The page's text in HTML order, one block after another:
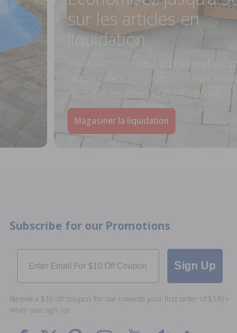
sur les articles en
liquidation
Sur les accessoires de piscine et de
l’équipement, les jouets, les jeux, le
de patio, les toiles et PLUS encore.
Magasiner la liquidation
Subscribe for our Promotions
Email
Sign Up
Receive a $10 off coupon for use towards your first order of $149+
when you sign up.